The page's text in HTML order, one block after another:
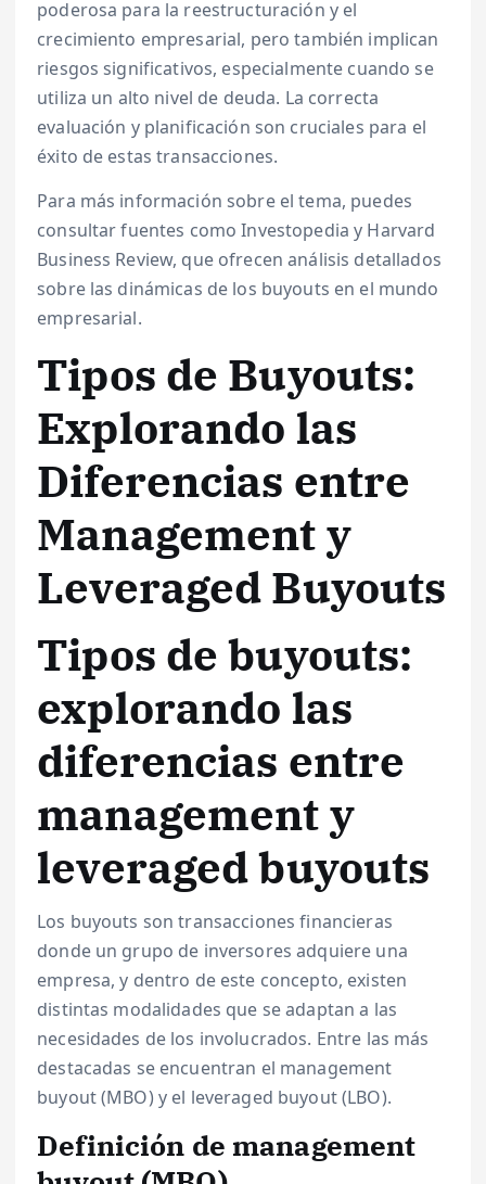
poderosa para la reestructuración y el
crecimiento empresarial, pero también implican
riesgos significativos, especialmente cuando se
utiliza un alto nivel de deuda. La correcta
evaluación y planificación son cruciales para el
éxito de estas transacciones.
Para más información sobre el tema, puedes
consultar fuentes como Investopedia y Harvard
Business Review, que ofrecen análisis detallados
sobre las dinámicas de los buyouts en el mundo
empresarial.
Tipos de Buyouts:
Explorando las
Diferencias entre
Management y
Leveraged Buyouts
Tipos de buyouts:
explorando las
diferencias entre
management y
leveraged buyouts
Los buyouts son transacciones financieras
donde un grupo de inversores adquiere una
empresa, y dentro de este concepto, existen
distintas modalidades que se adaptan a las
necesidades de los involucrados. Entre las más
destacadas se encuentran el management
buyout (MBO) y el leveraged buyout (LBO).
Definición de management